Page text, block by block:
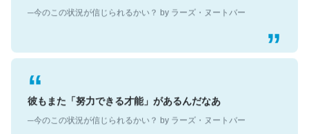
─今のこの状況が信じられるかい？ by ラーズ・ヌートバー
彼もまた「努力できる才能」があるんだなあ
─今のこの状況が信じられるかい？ by ラーズ・ヌートバー